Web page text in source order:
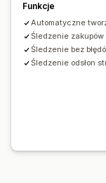
Funkcje
Automatyczne
Śledzenie zakupów
Śledzenie bez
Śledzenie odsłon